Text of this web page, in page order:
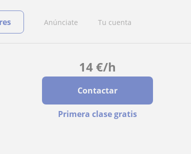
Anúnciate Tu cuenta
14€/h
Contactar
Primera clase gratis